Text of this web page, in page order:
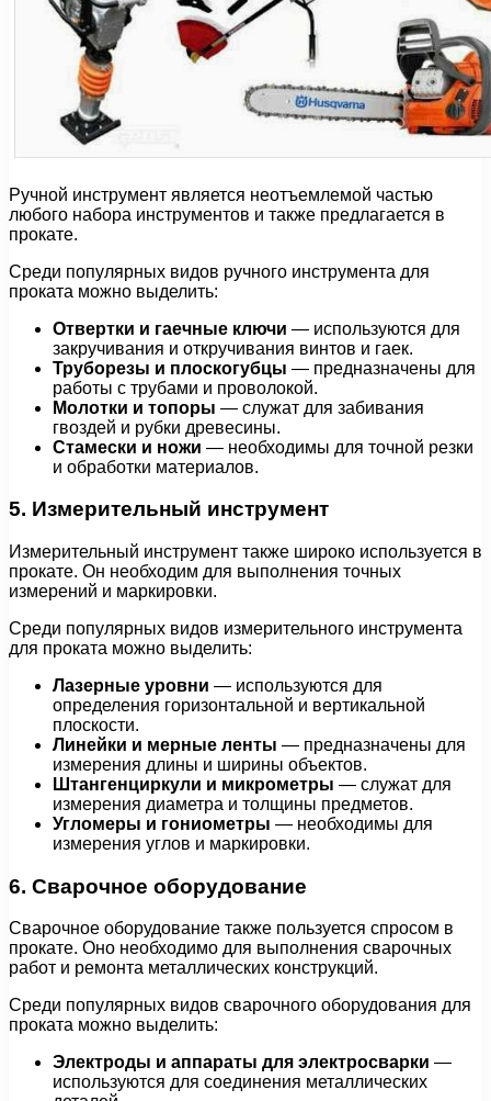
Ручной инструмент является неотъемлемой частью
любого набора инструментов и также предлагается в
прокате.
Среди популярных видов ручного инструмента для
проката можно выделить:
Отвертки и гаечные ключи — используются для
закручивания и откручивания винтов и гаек.
Труборезы и плоскогубцы — предназначены для
работы с трубами и проволокой.
Молотки и топоры — служат для забивания
гвоздей и рубки древесины.
Стамески и ножи — необходимы для точной резки
и обработки материалов.
5. Измерительный инструмент
Измерительный инструмент также широко используется в
прокате. Он необходим для выполнения точных
измерений и маркировки.
Среди популярных видов измерительного инструмента
для проката можно выделить:
Лазерные уровни — используются для
определения горизонтальной и вертикальной
плоскости.
Линейки и мерные ленты — предназначены для
измерения длины и ширины объектов.
Штангенциркули и микрометры — служат для
измерения диаметра и толщины предметов.
Угломеры и гониометры — необходимы для
измерения углов и маркировки.
6. Сварочное оборудование
Сварочное оборудование также пользуется спросом в
прокате. Оно необходимо для выполнения сварочных
работ и ремонта металлических конструкций.
Среди популярных видов сварочного оборудования для
проката можно выделить:
Электроды и аппараты для электросварки —
используются для соединения металлических